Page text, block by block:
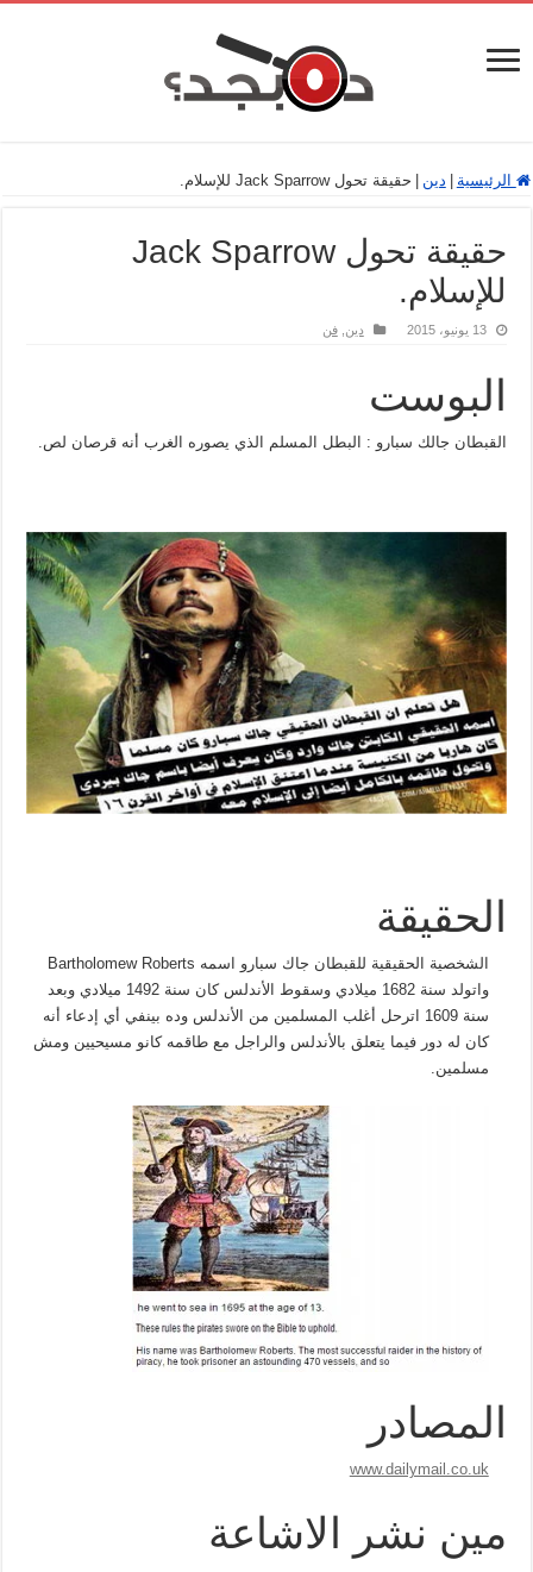
الرئيسية دين حقيقة تحول Jack Sparrow للإسلام.
حقيقة تحول Jack Sparrow
للإسلام.
13 يونيو، 2015 دين ,فن
البوست
القبطان جالك سبارو : البطل المسلم الذي يصوره الغرب أنه قرصان لص.
الحقيقة
الشخصية الحقيقية للقبطان جاك سبارو اسمه Bartholomew Roberts
واتولد سنة 1682 ميلادي وسقوط الأندلس كان سنة 1492 ميلادي وبعد
سنة 1609 اترحل أغلب المسلمين من الأندلس وده بينفي أي إدعاء أنه
كان له دور فيما يتعلق بالأندلس والراجل مع طاقمه كانو مسيحيين ومش
مسلمين.
المصادر
www.dailymail.co.uk
مين نشر الاشاعة